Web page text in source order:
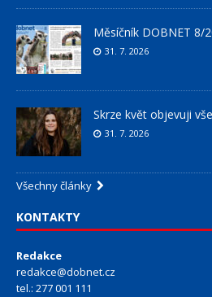
Měsíčník DOBNET 8/
31. 7. 2026
Skrze květ objevuji
31. 7. 2026
Všechny články
KONTAKTY
Redakce
redakce@dobnet.cz
tel.: 277 001 111